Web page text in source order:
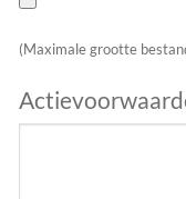
(Maximale grootte